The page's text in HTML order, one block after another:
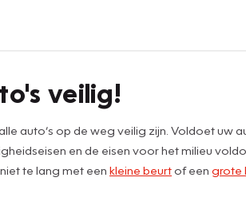
veilig!
auto’s op de weg veilig zijn. Voldoet uw
en de eisen voor het milieu
te lang met een kleine beurtof een grote